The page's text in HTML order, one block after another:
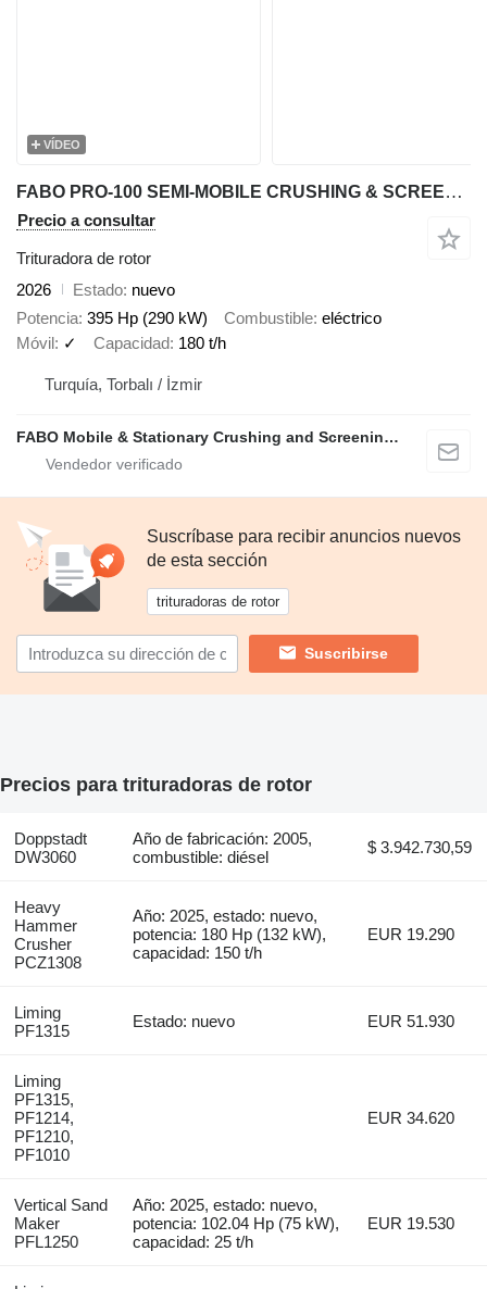
VÍDEO
FABO PRO-100 SEMI-MOBILE CRUSHING & SCREENING PLANT FOR MARBLE
Precio a consultar
Trituradora de rotor
2026
Estado nuevo
Potencia 395 Hp (290 kW) Combustible eléctrico
Móvil ✓ Capacidad 180 t/h
Turquía, Torbalı / İzmir
FABO Mobile & Stationary Crushing and Screening Plants | Concrete Batching Plants Manufacturer
Suscríbase para recibir anuncios nuevos
de esta sección
trituradoras de rotor
Suscribirse
Precios para trituradoras de rotor
Doppstadt
DW3060
Año de fabricación: 2005,
combustible: diésel
$ 3.942.730,59
Heavy
Hammer
Crusher
PCZ1308
Año: 2025, estado: nuevo,
potencia: 180 Hp (132 kW),
capacidad: 150 t/h
EUR 19.290
Liming
PF1315
Estado: nuevo EUR 51.930
Liming
PF1315,
PF1214,
PF1210,
PF1010
EUR 34.620
Vertical Sand
Maker
PFL1250
Año: 2025, estado: nuevo,
potencia: 102.04 Hp (75 kW),
capacidad: 25 t/h
EUR 19.530